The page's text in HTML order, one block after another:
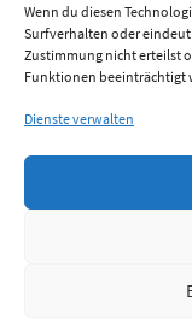
Wenn du diesen
Surfverhalten oder
Zustimmung nicht erteilst
Funktionen beeinträchtigt
Dienste verwalten